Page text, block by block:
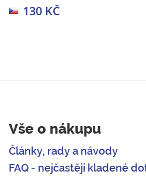
130 KČ
Vše o nákupu
Články, rady a návody
FAQ - nejčastěji kladené